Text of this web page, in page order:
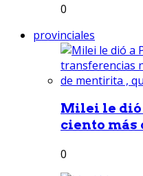
0
provinciales
Milei le dió
ciento más
0